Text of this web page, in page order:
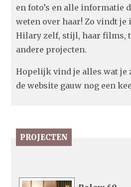
en foto’s en alle informatie
weten over haar! Zo vindt
Hilary zelf, stijl, haar films,
andere projecten.
Hopelijk vind je alles wat je
de website gauw nog een
PROJECTEN